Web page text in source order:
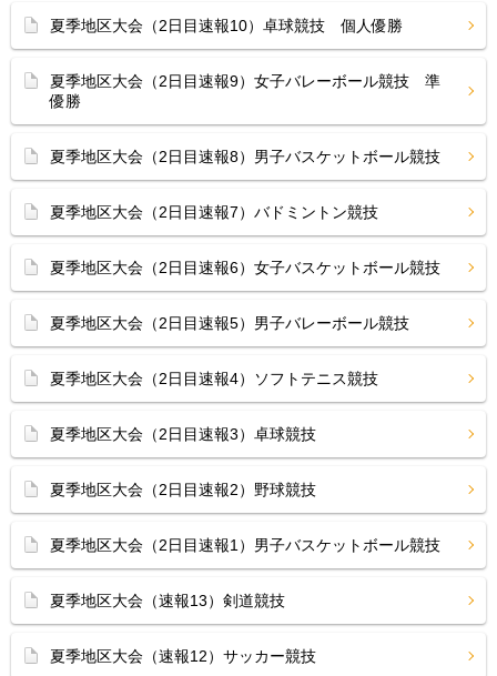
夏季地区大会（2日目速報10）卓球競技 個人優勝
夏季地区大会（2日目速報9）女子バレーボール競技 準
優勝
夏季地区大会（2日目速報8）男子バスケットボール競技
夏季地区大会（2日目速報7）バドミントン競技
夏季地区大会（2日目速報6）女子バスケットボール競技
夏季地区大会（2日目速報5）男子バレーボール競技
夏季地区大会（2日目速報4）ソフトテニス競技
夏季地区大会（2日目速報3）卓球競技
夏季地区大会（2日目速報2）野球競技
夏季地区大会（2日目速報1）男子バスケットボール競技
夏季地区大会（速報13）剣道競技
夏季地区大会（速報12）サッカー競技